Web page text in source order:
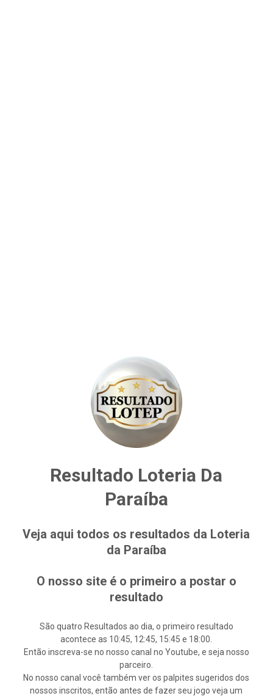
Resultado Loteria Da
Paraíba
Veja aqui todos os resultados da Loteria
da Paraíba
O nosso site é o primeiro a postar o
resultado
São quatro Resultados ao dia, o primeiro resultado
acontece as 10:45, 12:45, 15:45 e 18:00.
Então inscreva-se no nosso canal no Youtube, e seja nosso
parceiro.
No nosso canal você também ver os palpites sugeridos dos
nossos inscritos, então antes de fazer seu jogo veja um